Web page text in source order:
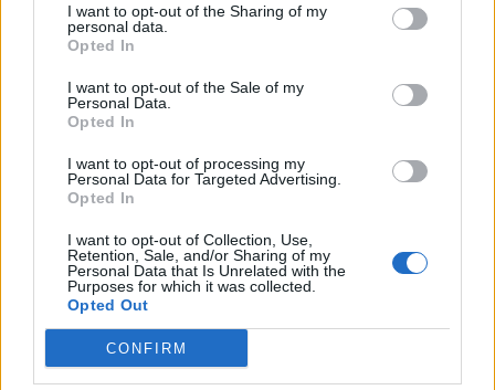
I want to opt-out of the Sharing of my
personal data.
Opted In
I want to opt-out of the Sale of my
Personal Data.
Opted In
I want to opt-out of processing my
Personal Data for Targeted Advertising.
Opted In
I want to opt-out of Collection, Use,
Retention, Sale, and/or Sharing of my
Personal Data that Is Unrelated with the
Purposes for which it was collected.
Opted Out
CONFIRM
AZIENDE E MERCATI
Dal lusso circolare all’intelligenza artificiale: come
Lenush Saf costruisce un ecosistema tra creatività,
impresa e musica